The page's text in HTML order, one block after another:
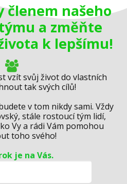
členem našeho
a změňte
k lepšímu!
vzít svůj život do vlastních
tak svých cílů!
v tom nikdy sami. Vždy
stále rostoucí tým lidí,
Vy a rádi Vám pomohou
toho svého!
je na Vás.